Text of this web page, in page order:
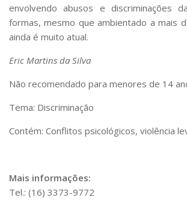
envolvendo abusos e discriminações
formas, mesmo que ambientado a mais
ainda é muito atual.
Eric Martins da Silva
Não recomendado para menores de 14
Tema: Discriminação
Contém: Conflitos psicológicos, violência
Mais informações:
Tel.: (16) 3373-9772